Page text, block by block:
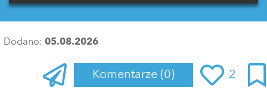
Dodano: 05.08.2026
Komentarze (0) 2